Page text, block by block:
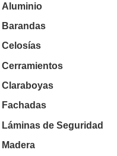
Aluminio
Barandas
Celosías
Cerramientos
Claraboyas
Fachadas
Láminas de Seguridad
Madera